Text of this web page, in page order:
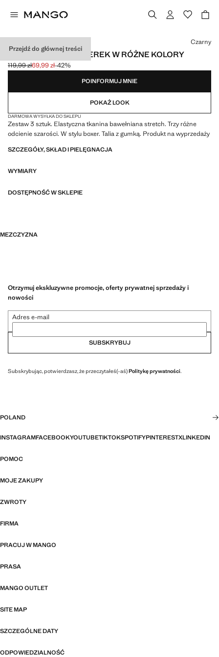
Przejdź do głównej treści
ZESTAW 3 PAR BOKSEREK W RÓŻNE KOLORY
Skreślona cena początkowa [119,99 zł ]
119,99 zł
Aktualna cena [69,99 zł ]
69,99 zł-42%
Wybierz kolor
Czarny
POINFORMUJ MNIE
POKAŻ LOOK
DARMOWA WYSYŁKA DO SKLEPU
Zestaw 3 sztuk. Elastyczna tkanina bawełniana stretch. Trzy różne
odcienie szarości. W stylu boxer. Talia z gumką. Produkt na wyprzedaży
SZCZEGÓŁY, SKŁAD I PIELĘGNACJA
WYMIARY
DOSTĘPNOŚĆ W SKLEPIE
MEZCZYZNA
Otrzymuj ekskluzywne promocje, oferty prywatnej sprzedaży i
nowości
Adres e-mail
SUBSKRYBUJ
Subskrybując, potwierdzasz, że przeczytałeś(-aś)Politykę prywatności.
POLAND
INSTAGRAMFACEBOOKYOUTUBETIKTOKSPOTIFYPINTERESTXLINKEDIN
POMOC
MOJE ZAKUPY
ZWROTY
FIRMA
PRACUJ W MANGO
PRASA
MANGO OUTLET
SITE MAP
SZCZEGÓLNE DATY
ODPOWIEDZIALNOŚĆ